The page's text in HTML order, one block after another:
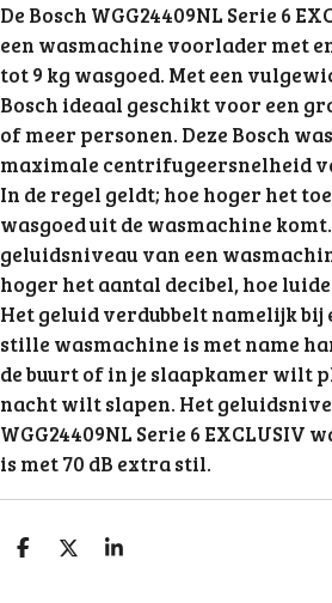
De Bosch WGG24409NL Serie 6
een wasmachine voorlader met
tot 9 kg wasgoed. Met een
Bosch ideaal geschikt voor een
of meer personen. Deze Bosch
maximale centrifugeersnelheid
In de regel geldt; hoe hoger het
wasgoed uit de wasmachine
geluidsniveau van een
hoger het aantal decibel, hoe
Het geluid verdubbelt namelijk bij
stille wasmachine is met name
de buurt of in je slaapkamer wilt
nacht wilt slapen. Het
WGG24409NL Serie 6 EXCLUSIV
is met 70 dB extra stil.
S
S
S